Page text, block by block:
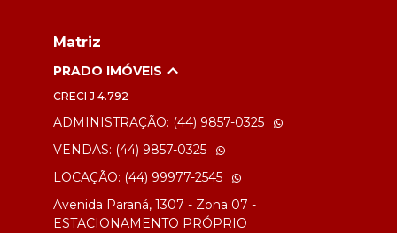
Matriz
PRADO IMÓVEIS
CRECI J 4.792
ADMINISTRAÇÃO: (44) 9857-0325
VENDAS: (44) 9857-0325
LOCAÇÃO: (44) 99977-2545
Avenida Paraná, 1307 - Zona 07 -
ESTACIONAMENTO PRÓPRIO